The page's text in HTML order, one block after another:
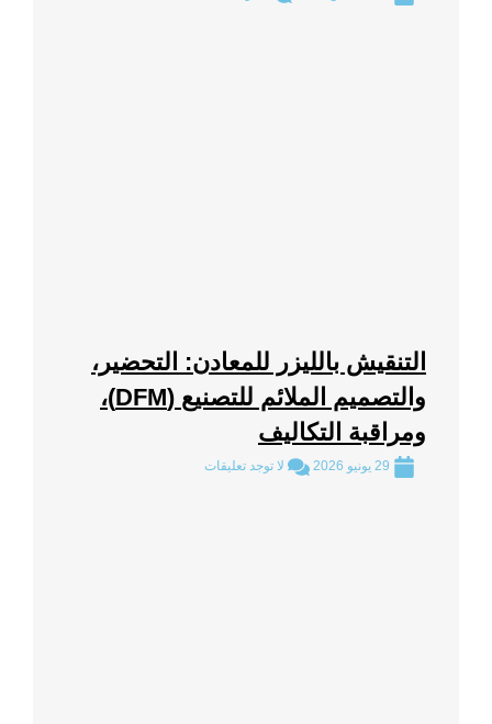
التنقيش بالليزر للمعادن: التحضير،
والتصميم الملائم للتصنيع (DFM)،
ومراقبة التكاليف
لا توجد تعليقات